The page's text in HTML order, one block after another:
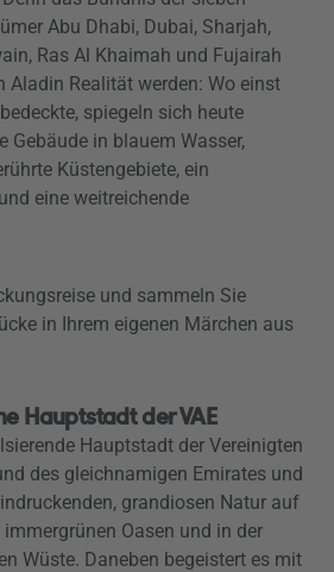
Abu Dhabi, Dubai, Sharjah,
Ras Al Khaimah und Fujairah
Aladin Realität werden: Wo einst
spiegeln sich heute
Gebäude in blauem Wasser,
Küstengebiete, ein
eine weitreichende
und sammeln Sie
in Ihrem eigenen Märchen aus
Hauptstadt der VAE
Hauptstadt der Vereinigten
des gleichnamigen Emirates und
grandiosen Natur auf
Oasen und in der
Wüste. Daneben begeistert es mit